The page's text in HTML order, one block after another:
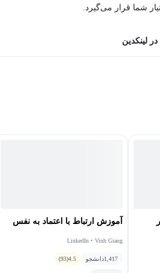
شما قرار می‌گیرد.
لینکدین
آموزش ارتباط با اعتماد به نفس
LinkedIn • Vinh Giang
1,417دانشجو 4.5
(93)